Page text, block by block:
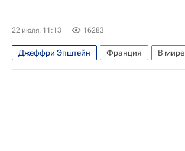
22 июля, 11:13 16283
Джеффри Эпштейн Франция
В мире
Дональд Трамп
Билл Клинтон